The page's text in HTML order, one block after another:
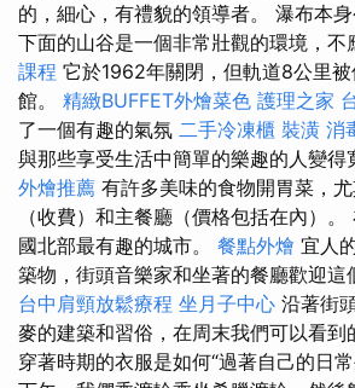
的，細心，有禮貌的領導者。 瀑布本
下面的山谷是一個非常壯觀的環境，不
課程 它於1962年關閉，但軌道8公里
館。 精緻BUFFET外燴菜色 護理之家
了一個有趣的氣氛 二手冷凍櫃 裝潢 消
與那些享受生活中簡單的樂趣的人變得
外燴推薦 有許多美味的食物開胃菜，
（收費）和主餐廳（價格包括在內）
國北部最有趣的城市。 餐點外燴 宜人
築物，街頭音樂家和坐著的餐廳歡迎這
台中肩頸放鬆療程 坐月子中心 沿著街
麥的建築和習俗，在周末我們可以看
穿著時期的衣服是如何“過著自己的日常